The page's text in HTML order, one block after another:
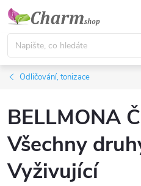
Přejít
obsah
Odličování, tonizace
BELLMONA
Všechny
Vyživující